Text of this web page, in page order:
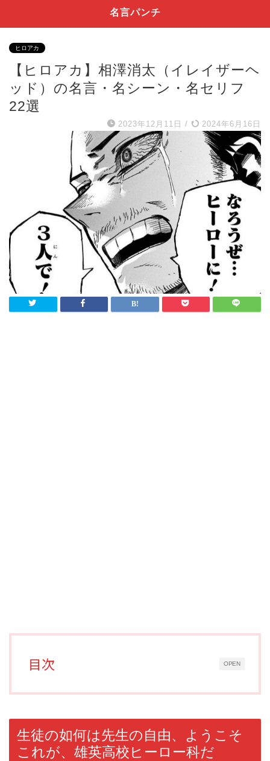
名言パンチ
ヒロアカ
【ヒロアカ】相澤消太（イレイザーヘ
ッド）の名言・名シーン・名セリフ
22選
2023年12月11日 / 2024年6月16日
OPEN
目次
生徒の如何は先生の自由、ようこそ
これが、雄英高校ヒーロー科だ